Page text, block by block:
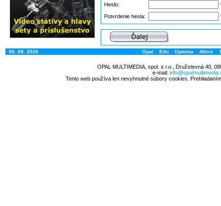
Heslo:
Potvrdenie hesla:
06. 08. 2026 Opal Eiki Optoma AVers
OPAL MULTIMEDIA, spol. s r.o., Družstevná 40,
e-mail:
Tento web používa len nevyhnutné súbory cookies.